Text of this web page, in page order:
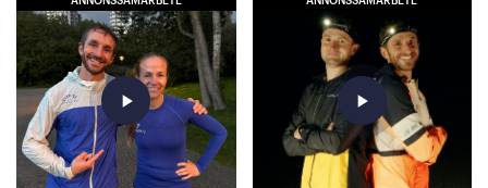
play_arrow play_arrow